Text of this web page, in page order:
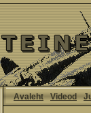
Avaleht Videod